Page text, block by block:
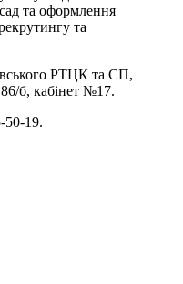
та оформлення
та
РТЦК та СП,
б, кабінет №17.
50-19.